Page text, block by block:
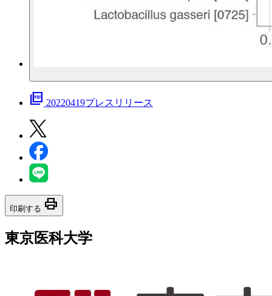
picture_as_pdf 20220419プレスリリース
印刷する print
東京医科大学